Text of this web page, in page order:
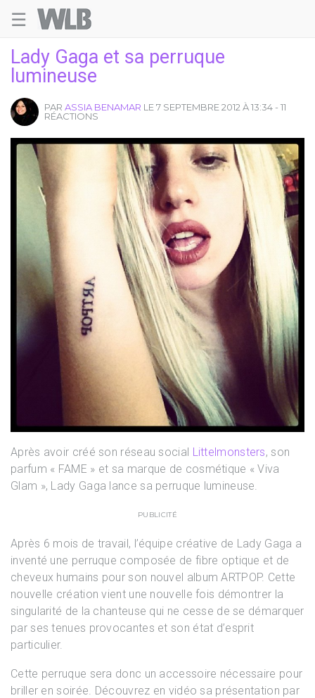
☰
Lady Gaga et sa perruque
lumineuse
PAR ASSIA BENAMAR LE 7 SEPTEMBRE 2012 À 13:34 - 11
RÉACTIONS
Après avoir créé son réseau social Littelmonsters, son
parfum « FAME » et sa marque de cosmétique « Viva
Glam », Lady Gaga lance sa perruque lumineuse.
PUBLICITÉ
Après 6 mois de travail, l’équipe créative de Lady Gaga a
inventé une perruque composée de fibre optique et de
cheveux humains pour son nouvel album ARTPOP. Cette
nouvelle création vient une nouvelle fois démontrer la
singularité de la chanteuse qui ne cesse de se démarquer
par ses tenues provocantes et son état d’esprit
particulier.
Cette perruque sera donc un accessoire nécessaire pour
briller en soirée. Découvrez en vidéo sa présentation par